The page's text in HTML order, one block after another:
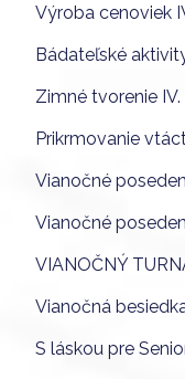
Výroba cenoviek
Bádateľské
Zimné tvorenie
Prikrmovanie
Vianočné
Vianočné
VIANOČNÝ
Vianočná
S láskou pre